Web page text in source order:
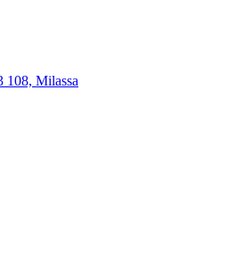
Milassa